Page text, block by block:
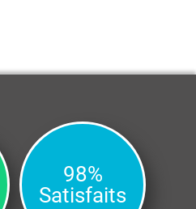
98%
Satisfaits